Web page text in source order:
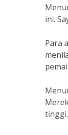
ini.
Para